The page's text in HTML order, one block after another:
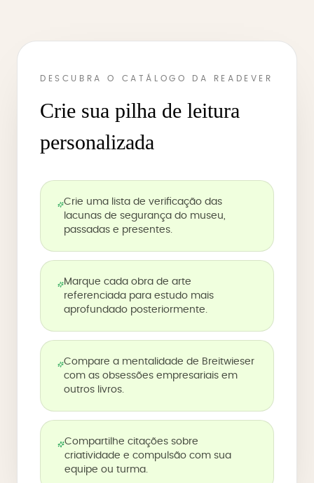
DESCUBRA O CATÁLOGO DA READEVER
Crie sua pilha de leitura
personalizada
Crie uma lista de verificação das
lacunas de segurança do museu,
passadas e presentes.
Marque cada obra de arte
referenciada para estudo mais
aprofundado posteriormente.
Compare a mentalidade de Breitwieser
com as obsessões empresariais em
outros livros.
Compartilhe citações sobre
criatividade e compulsão com sua
equipe ou turma.